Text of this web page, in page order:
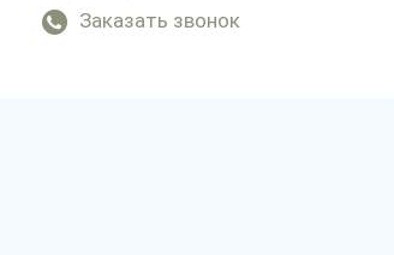
Заказать звонок